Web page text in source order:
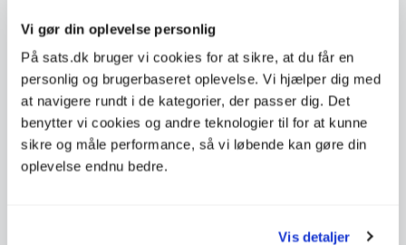
Vi gør din oplevelse personlig
På sats.dk bruger vi cookies for at sikre, at du får en
personlig og brugerbaseret oplevelse. Vi hjælper dig med
at navigere rundt i de kategorier, der passer dig. Det
benytter vi cookies og andre teknologier til for at kunne
sikre og måle performance, så vi løbende kan gøre din
oplevelse endnu bedre.
Vis detaljer
Onsdag
Torsdag
12:00 - 19:00
Fredag
09:00 - 15:00
Lørdag
Ikke tilgængelig
Søndag
Ikke tilgængelig